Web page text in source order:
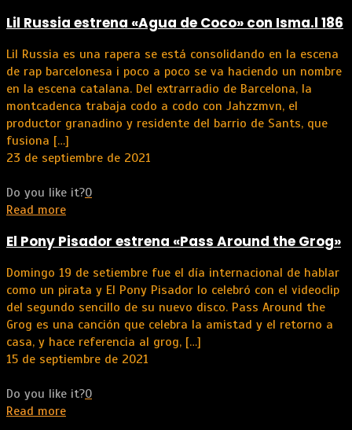
Lil Russia estrena «Agua de Coco» con Isma.l 186
Lil Russia es una rapera se está consolidando en la escena
de rap barcelonesa i poco a poco se va haciendo un nombre
en la escena catalana. Del extrarradio de Barcelona, la
montcadenca trabaja codo a codo con Jahzzmvn, el
productor granadino y residente del barrio de Sants, que
fusiona […]
23 de septiembre de 2021
Do you like it?0
Read more
El Pony Pisador estrena «Pass Around the Grog»
Domingo 19 de setiembre fue el día internacional de hablar
como un pirata y El Pony Pisador lo celebró con el videoclip
del segundo sencillo de su nuevo disco. Pass Around the
Grog es una canción que celebra la amistad y el retorno a
casa, y hace referencia al grog, […]
15 de septiembre de 2021
Do you like it?0
Read more